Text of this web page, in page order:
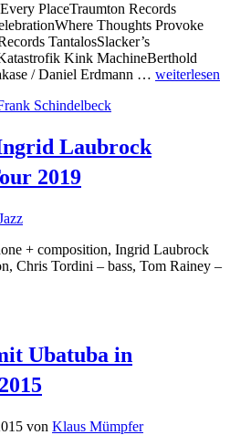
PlaceTraumton Records
Thoughts Provoke
TantalosSlacker’s
Kink MachineBerthold
/ Daniel Erdmann … weiterlesen
Laubrock
2019
+ composition, Ingrid Laubrock
Chris Tordini – bass, Tom Rainey –
Ubatuba in
von Klaus Mümpfer